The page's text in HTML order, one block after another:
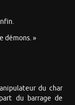
démons. »
du char
du barrage de